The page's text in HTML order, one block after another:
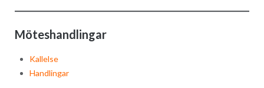
Möteshandlingar
Kallelse
Handlingar